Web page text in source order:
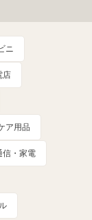
ニ
店
ア用品
信・家電